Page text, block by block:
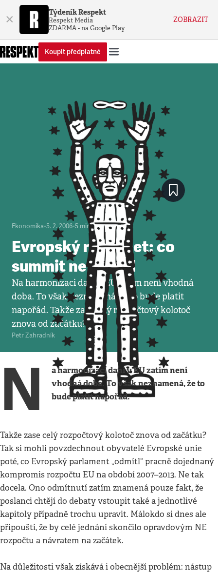
× Týdeník Respekt
Respekt Media
ZDARMA - na Google Play
ZOBRAZIT
Koupit předplatné
Ekonomika•5. 2. 2006•5 minut
Evropský rozpočet: co
summit nevyřešil
Na harmonizaci daní v EU zatím není vhodná
doba. To však neznamená, že to bude platit
napořád. Takže zase celý rozpočtový kolotoč
znova od začátku?
Petr Zahradník
N
a harmonizaci daní v EU zatím není
vhodná doba. To však neznamená, že to
bude platit napořád.
Takže zase celý rozpočtový kolotoč znova od začátku?
Tak si mohli povzdechnout obyvatelé Evropské unie
poté, co Evropský parlament „odmítl“ pracně dojednaný
kompromis rozpočtu EU na období 2007–2013. Ne tak
docela. Ono odmítnutí zatím znamená pouze fakt, že
poslanci chtějí do debaty vstoupit také a jednotlivé
kapitoly případně trochu upravit. Málokdo si dnes ale
připouští, že by celé jednání skončilo opravdovým NE
rozpočtu a návratem na začátek.
Na důležitosti však získává i obecnější problém: nástup